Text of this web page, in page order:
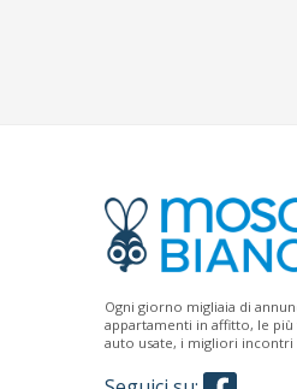
Ogni giorno migliaia di
appartamenti in affitto, le
auto usate, i migliori incontri